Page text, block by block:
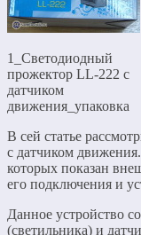
1_Светодиодный
прожектор LL-222 с
датчиком
движения_упаковка
В сей статье
с датчиком
которых показан
его подключения и
Данное устройство
(светильника) и